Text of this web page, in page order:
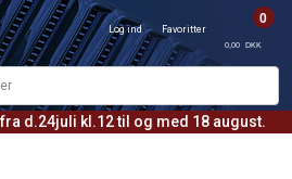
d.24juli kl.12 til og med 18 august.
Log ind Favoritter
0
0,00 DKK